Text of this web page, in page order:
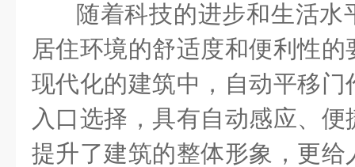
随着科技的进步和生活水
居住环境的舒适度和便利性
现代化的建筑中，自动平移
入口选择，具有自动感应、
提升了建筑的整体形象，更